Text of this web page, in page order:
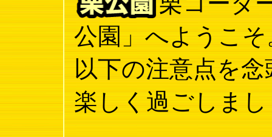
公園」へようこそ
以下の注意点を
楽しく過ごしま